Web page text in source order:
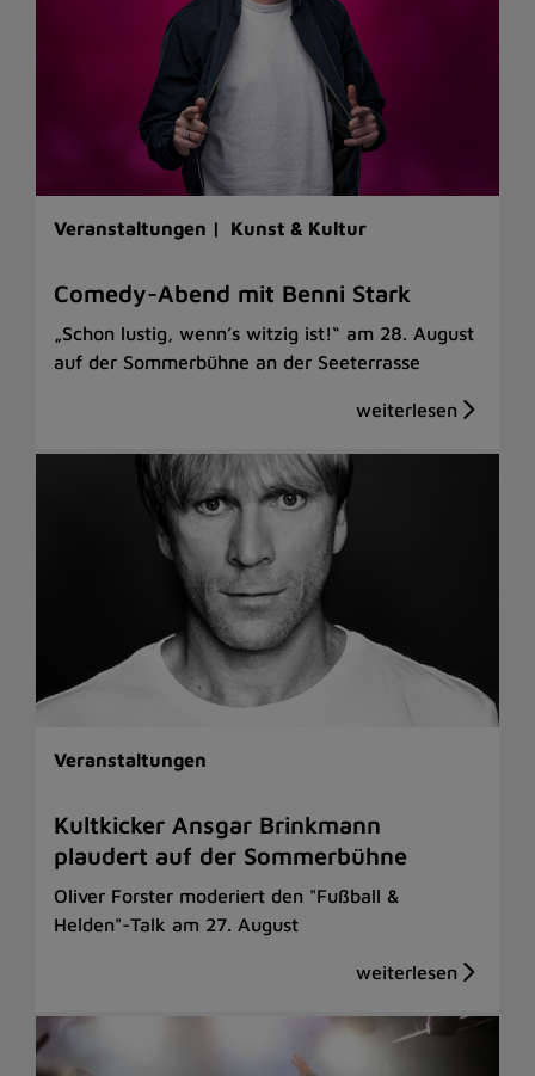
Veranstaltungen | Kunst & Kultur
Comedy-Abend mit Benni Stark
„Schon lustig, wenn’s witzig ist!“ am 28. August
auf der Sommerbühne an der Seeterrasse
Veranstaltungen
Kultkicker Ansgar Brinkmann
plaudert auf der Sommerbühne
Oliver Forster moderiert den "Fußball &
Helden"-Talk am 27. August